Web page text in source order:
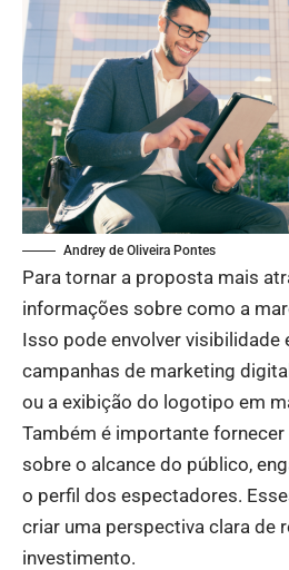
Andrey de Oliveira Pontes
Para tornar a proposta mais
informações sobre como a
Isso pode envolver visibilidade
campanhas de marketing
ou a exibição do logotipo em
Também é importante
sobre o alcance do público,
o perfil dos espectadores.
criar uma perspectiva clara de
investimento.